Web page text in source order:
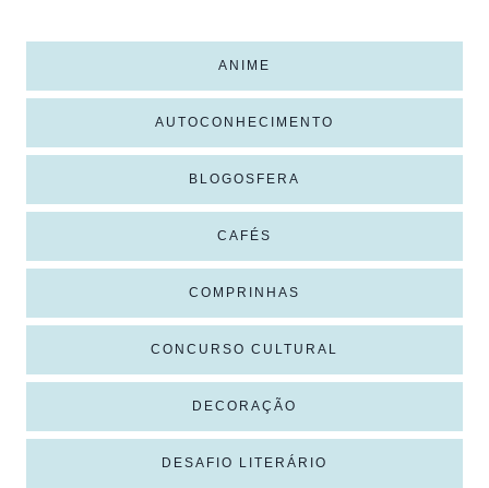
ANIME
AUTOCONHECIMENTO
BLOGOSFERA
CAFÉS
COMPRINHAS
CONCURSO CULTURAL
DECORAÇÃO
DESAFIO LITERÁRIO